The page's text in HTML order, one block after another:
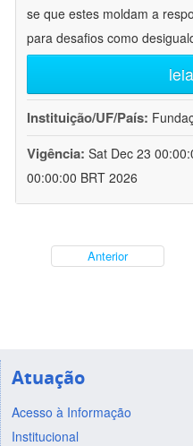
se que estes moldam a
para desafios como
Instituição/UF/País:
Vigência: Sat Dec 23
00:00:00 BRT 2026
Anterior
Atuação
Acesso à Informação
Institucional